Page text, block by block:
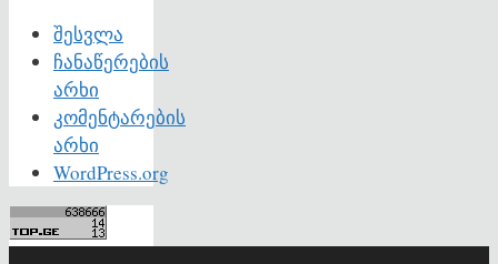
შესვლა
ჩანაწერების
არხი
კომენტარების
არხი
WordPress.org